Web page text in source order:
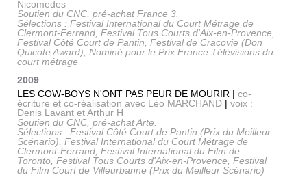
Nicomedes
Soutien du CNC, pré-achat France 3.
Sélections : Festival International du Court Métrage de
Clermont-Ferrand, Festival Tous Courts d'Aix-en-Provence,
Festival Côté Court de Pantin, Festival de Cracovie (Don
Quicote Award), Nominé pour le Prix France Télévisions du
court métrage
2009
LES COW-BOYS N'ONT PAS PEUR DE MOURIR | co-
écriture et co-réalisation avec Léo MARCHAND | voix :
Denis Lavant et Arthur H
Soutien du CNC, pré-achat Arte.
Sélections : Festival Côté Court de Pantin (Prix du Meilleur
Scénario), Festival International du Court Métrage de
Clermont-Ferrand, Festival International du Film de
Toronto, Festival Tous Courts d'Aix-en-Provence, Festival
du Film Court de Villeurbanne (Prix du Meilleur Scénario)